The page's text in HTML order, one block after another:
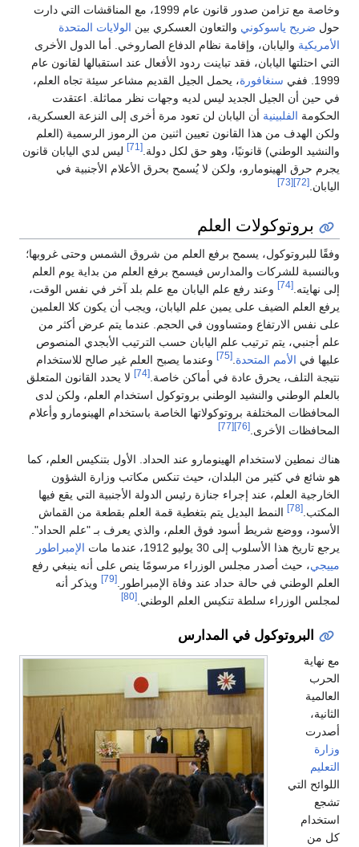
وخاصة مع تزامن صدور قانون عام 1999، مع المناقشات التي دارت
حول ضريح ياسوكوني والتعاون العسكري بين الولايات المتحدة
الأمريكية واليابان، وإقامة نظام الدفاع الصاروخي. أما الدول الأخرى
التي احتلتها اليابان، فقد تباينت ردود الأفعال عند استقبالها لقانون عام
1999. ففي
سنغافورة، يحمل الجيل القديم مشاعر سيئة تجاه العلم،
في حين أن الجيل الجديد ليس لديه وجهات نظر مماثلة. اعتقدت
الحكومة الفلبينية أن اليابان لن تعود مرة أخرى إلى النزعة العسكرية،
ولكن الهدف من هذا القانون تعيين اثنين من الرموز الرسمية (العلم
والنشيد الوطني) قانونيًا، وهو حق لكل دولة. [71]
ليس لدي اليابان قانون
يجرم حرق الهينومارو، ولكن لا يُسمح بحرق الأعلام الأجنبية في
اليابان. [72]
[73]
بروتوكولات العلم
وفقًا للبروتوكول، يسمح برفع العلم من شروق الشمس وحتى غروبها؛
وبالنسبة للشركات والمدارس فيسمح برفع العلم من بداية يوم العلم
إلى نهايته.[74]
وعند رفع علم اليابان مع علم بلد آخر في نفس الوقت،
يرفع العلم الضيف على يمين علم اليابان، ويجب أن يكون كلا العلمين
على نفس الارتفاع ومتساوون في الحجم. عندما يتم عرض أكثر من
علم أجنبي، يتم ترتيب علم اليابان حسب الترتيب الأبجدي المنصوص
عليها في الأمم المتحدة.
[75]
وعندما يصبح العلم غير صالح للاستخدام
نتيجة التلف، يحرق عادة في أماكن خاصة.[74]
لا يحدد القانون المتعلق
بالعلم الوطني والنشيد الوطني بروتوكول استخدام العلم، ولكن لدى
المحافظات المختلفة بروتوكولاتها الخاصة باستخدام الهينومارو وأعلام
المحافظات الأخرى.[76]
[77]
هناك نمطين لاستخدام الهينومارو عند الحداد. الأول بتنكيس العلم، كما
هو شائع في كثير من البلدان، حيث تنكس مكاتب وزارة الشؤون
الخارجية العلم، عند إجراء جنازة رئيس الدولة الأجنبية التي يقع فيها
المكتب.[78]
النمط البديل يتم بتغطية قمة العلم بقطعة من القماش
الأسود، ووضع شريط أسود فوق العلم، والذي يعرف بـ "علم الحداد".
يرجع تاريخ هذا الأسلوب إلى 30 يوليو 1912، عندما مات
الإمبراطور
مييجي، حيث أصدر مجلس الوزراء مرسومًا ينص على أنه ينبغي رفع
العلم الوطني في حالة حداد عند وفاة الإمبراطور.[79]
ويذكر أنه
لمجلس الوزراء سلطة تنكيس العلم الوطني.[80]
البروتوكول في المدارس
مع نهاية
الحرب
العالمية
الثانية،
أصدرت
وزارة
التعليم
اللوائح التي
تشجع
استخدام
كل من